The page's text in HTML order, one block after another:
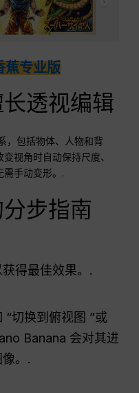
蕉专业版
透视编辑
，包括物体、人物和背
视角时自动保持尺度、
需手动变形。.
步指南
得最佳效果。.
切换到俯视图 ”或
Banana 会对其进
。.